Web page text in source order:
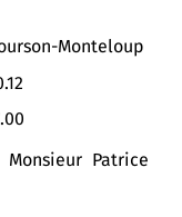
Monteloup
Monsieur Patrice